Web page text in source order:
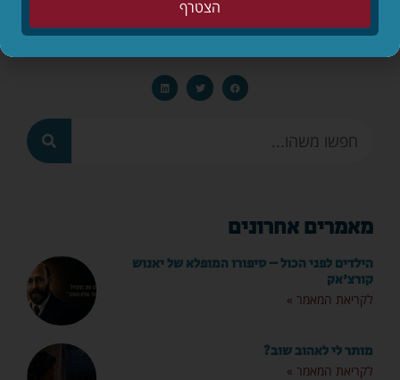
שתפו
מאמרים אחרונים
הילדים לפני הכול – סיפורו המופלא של יאנוש
קורצ'אק
לקריאת המאמר »
מותר לי לאהוב שוב?
לקריאת המאמר »
הצטרף